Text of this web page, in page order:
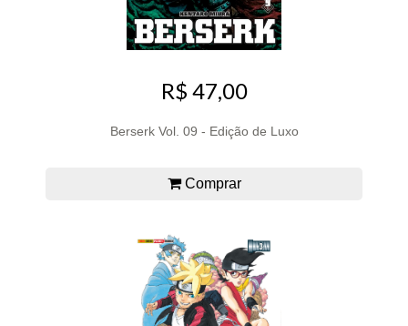
R$ 47,00
Berserk Vol. 09 - Edição de Luxo
Comprar